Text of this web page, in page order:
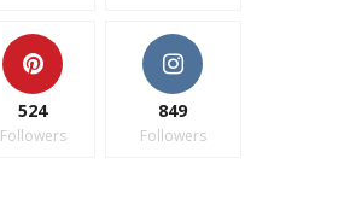
524
Followers
849
Followers